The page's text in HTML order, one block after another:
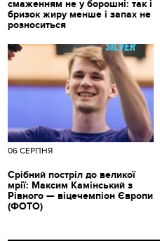
смаженням не у борошні: так і
бризок жиру менше і запах не
розноситься
06 СЕРПНЯ
Срібний постріл до великої
мрії: Максим Камінський з
Рівного — віцечемпіон Європи
(ФОТО)